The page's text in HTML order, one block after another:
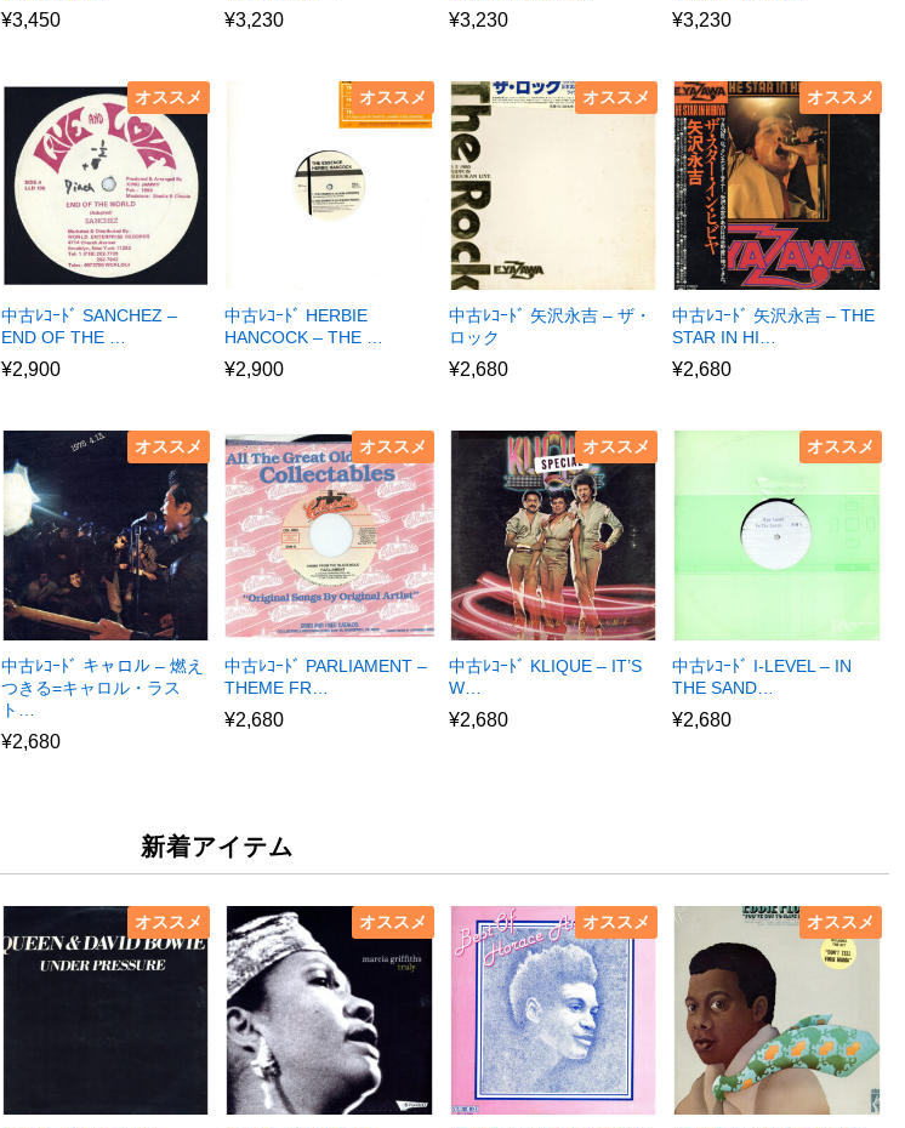
¥3,450 ¥3,230 ¥3,230 ¥3,230
オススメ
中古ﾚｺｰﾄﾞ SANCHEZ –
END OF THE …
¥2,900
オススメ
中古ﾚｺｰﾄﾞ HERBIE
HANCOCK – THE …
¥2,900
オススメ
中古ﾚｺｰﾄﾞ 矢沢永吉 – ザ・
ロック
¥2,680
オススメ
中古ﾚｺｰﾄﾞ 矢沢永吉 – THE
STAR IN HI…
¥2,680
オススメ
中古ﾚｺｰﾄﾞ キャロル – 燃え
つきる=キャロル・ラス
ト…
¥2,680
オススメ
中古ﾚｺｰﾄﾞ PARLIAMENT –
THEME FR…
¥2,680
オススメ
中古ﾚｺｰﾄﾞ KLIQUE – IT’S
W…
¥2,680
オススメ
中古ﾚｺｰﾄﾞ I-LEVEL – IN
THE SAND…
¥2,680
新着アイテム
オススメ オススメ オススメ オススメ